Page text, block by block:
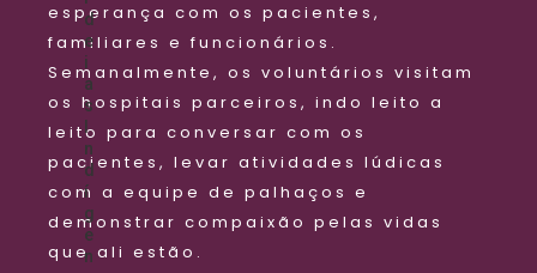
d
e
i
a
s
I
n
d
í
g
e
n
esperança com os pacientes,
familiares e funcionários.
Semanalmente, os voluntários visitam
os hospitais parceiros, indo leito a
leito para conversar com os
pacientes, levar atividades lúdicas
com a equipe de palhaços e
demonstrar compaixão pelas vidas
que ali estão.